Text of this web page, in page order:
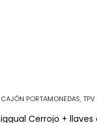
CAJÓN PORTAMONEDAS,TPV
iggual Cerrojo + llaves